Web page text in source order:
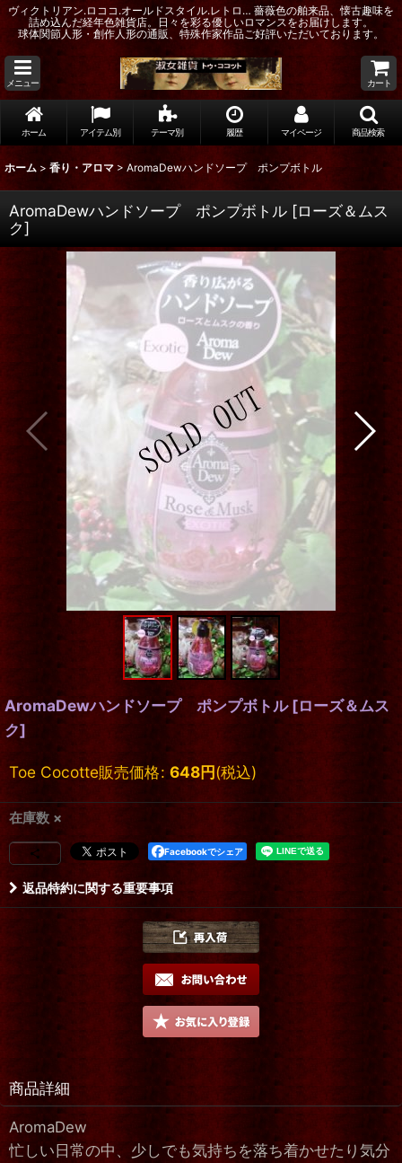
ヴィクトリアン.ロココ.オールドスタイル.レトロ… 薔薇色の舶来品、懐古趣味を
詰め込んだ経年色雑貨店。日々を彩る優しいロマンスをお届けします。
球体関節人形・創作人形の通販、特殊作家作品ご好評いただいております。
メニュー カート
ホーム アイテム別 テーマ別 履歴 マイページ 商品検索
ホーム > 香り・アロマ > AromaDewハンドソープ ポンプボトル
AromaDewハンドソープ ポンプボトル [ローズ＆ムス
ク]
AromaDewハンドソープ ポンプボトル [ローズ＆ムス
ク]
Toe Cocotte販売価格: 648円(税込)
在庫数 ×
Facebookでシェア
返品特約に関する重要事項
商品詳細
AromaDew
忙しい日常の中、少しでも気持ちを落ち着かせたり気分